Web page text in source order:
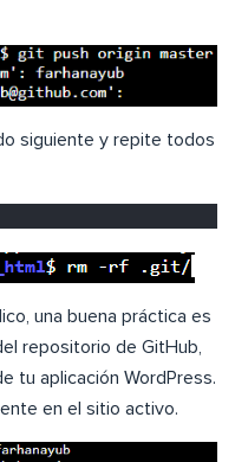
siguiente y repite todos
una buena práctica es
repositorio de GitHub,
tu aplicación WordPress.
en el sitio activo.